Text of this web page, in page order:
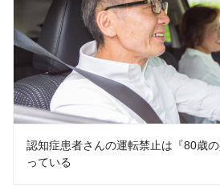
認知症患者さんの運転禁止は『80歳
っている